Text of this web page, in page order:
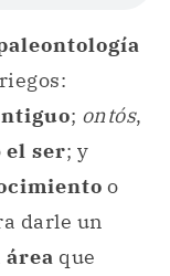
; ontós,
el ser; y
o
darle un
área que